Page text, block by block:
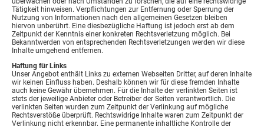
Tätigkeit hinweisen. Verpflichtungen zur Entfernung oder Sperrung der
Nutzung von Informationen nach den allgemeinen Gesetzen bleiben
hiervon unberührt. Eine diesbezügliche Haftung ist jedoch erst ab dem
Zeitpunkt der Kenntnis einer konkreten Rechtsverletzung möglich. Bei
Bekanntwerden von entsprechenden Rechtsverletzungen werden wir diese
Inhalte umgehend entfernen.
Haftung für Links
Unser Angebot enthält Links zu externen Webseiten Dritter, auf deren Inhalte
wir keinen Einfluss haben. Deshalb können wir für diese fremden Inhalte
auch keine Gewähr übernehmen. Für die Inhalte der verlinkten Seiten ist
stets der jeweilige Anbieter oder Betreiber der Seiten verantwortlich. Die
verlinkten Seiten wurden zum Zeitpunkt der Verlinkung auf mögliche
Rechtsverstöße überprüft. Rechtswidrige Inhalte waren zum Zeitpunkt der
Verlinkung nicht erkennbar. Eine permanente inhaltliche Kontrolle der